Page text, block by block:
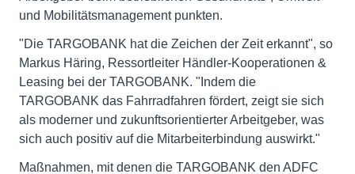
und Mobilitätsmanagement punkten.
"Die TARGOBANK hat die Zeichen der Zeit erkannt", so
Markus Häring, Ressortleiter Händler-Kooperationen &
Leasing bei der TARGOBANK. "Indem die
TARGOBANK das Fahrradfahren fördert, zeigt sie sich
als moderner und zukunftsorientierter Arbeitgeber, was
sich auch positiv auf die Mitarbeiterbindung auswirkt."
Maßnahmen, mit denen die TARGOBANK den ADFC